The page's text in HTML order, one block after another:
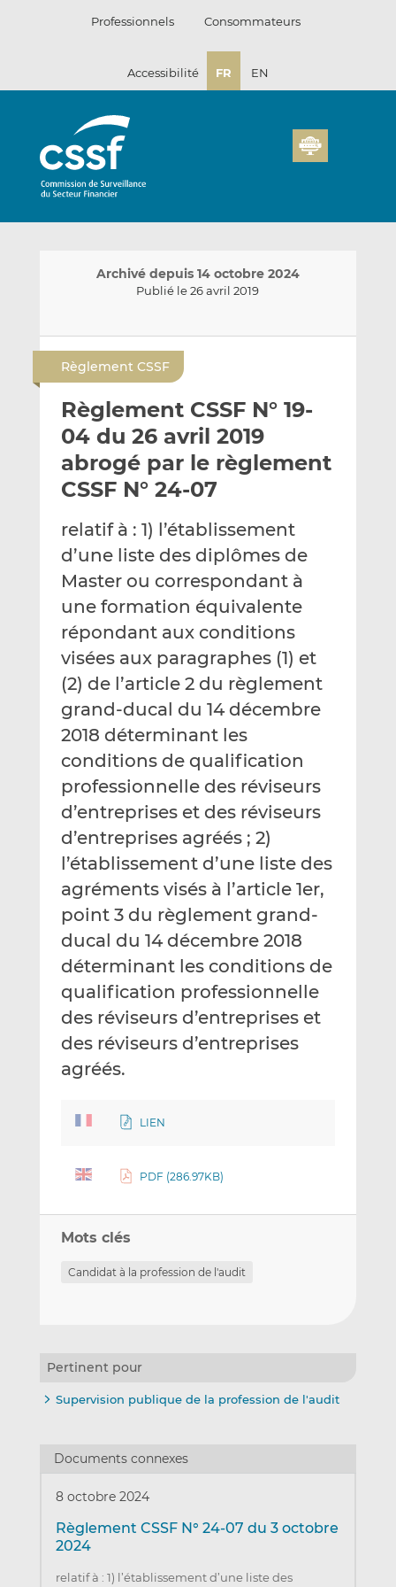
Professionnels Consommateurs
Accessibilité FR EN
Archivé depuis 14 octobre 2024
Publié le 26 avril 2019
y
e
r
p
a
e
m
i
a
g
e
r
s
r
L
n
k
e
d
I
n
a
g
e
r
s
r
F
c
e
b
o
o
k
Règlement CSSF
Règlement CSSF N° 19-
04 du 26 avril 2019
abrogé par le règlement
CSSF N° 24-07
relatif à : 1) l’établissement
d’une liste des diplômes de
Master ou correspondant à
une formation équivalente
répondant aux conditions
visées aux paragraphes (1) et
(2) de l’article 2 du règlement
grand-ducal du 14 décembre
2018 déterminant les
conditions de qualification
professionnelle des réviseurs
d’entreprises et des réviseurs
d’entreprises agréés ; 2)
l’établissement d’une liste des
agréments visés à l’article 1er,
point 3 du règlement grand-
ducal du 14 décembre 2018
déterminant les conditions de
qualification professionnelle
des réviseurs d’entreprises et
des réviseurs d’entreprises
agréés.
LIEN
PDF (286.97KB)
Mots clés
Candidat à la profession de l'audit
Pertinent pour
Supervision publique de la profession de l'audit
Documents connexes
8 octobre 2024
Règlement CSSF N° 24-07 du 3 octobre
2024
relatif à : 1) l’établissement d’une liste des